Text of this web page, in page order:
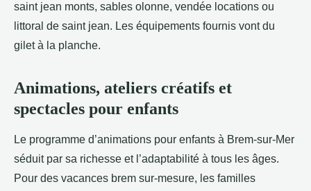
saint jean monts, sables olonne, vendée locations ou
littoral de saint jean. Les équipements fournis vont du
gilet à la planche.
Animations, ateliers créatifs et
spectacles pour enfants
Le programme d’animations pour enfants à Brem-sur-Mer
séduit par sa richesse et l’adaptabilité à tous les âges.
Pour des vacances brem sur-mesure, les familles